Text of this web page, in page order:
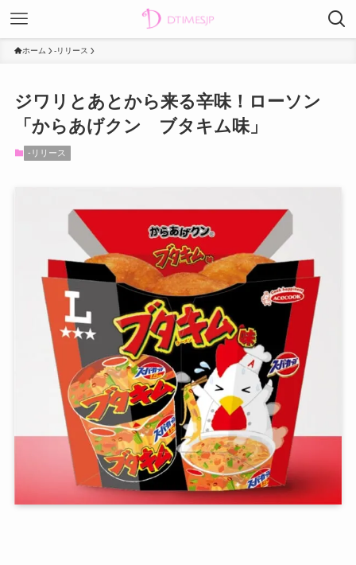
ホーム -リリース
ジワリとあとから来る辛味！ローソン
「からあげクン ブタキム味」
-リリース